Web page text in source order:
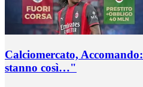
Calciomercato,
stanno così…"